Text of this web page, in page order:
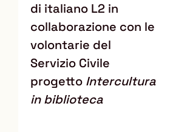
di italiano L2 in
collaborazione con le
volontarie del
Servizio Civile
progetto Intercultura
in biblioteca